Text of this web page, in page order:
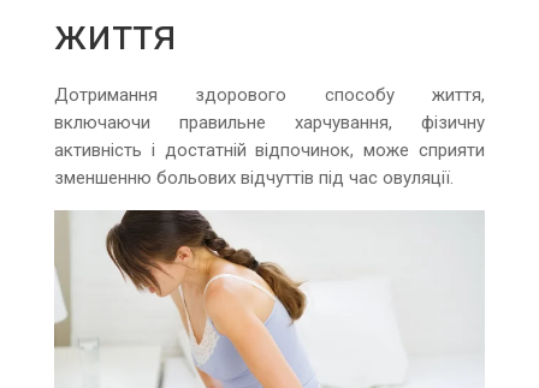
життя
Дотримання здорового способу життя,
включаючи правильне харчування, фізичну
активність і достатній відпочинок, може сприяти
зменшенню больових відчуттів під час овуляції.